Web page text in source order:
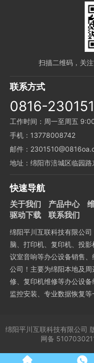
扫描二维码，关
联系方式
0816-
工作时间：周一至周五
手机：13778008742
邮件：
地址：绵阳市涪城区临园
快速导航
关于我们 产品中心
驱动下载
联系我们
绵阳平川互联科技有限公
脑、打印机、复印机、投
议室音响等办公设备销售
公司！主要为绵阳本地及
修、复印机维修等办公设备
监控安装、专业数据恢复等
绵阳平川互联科技有限公司
网备